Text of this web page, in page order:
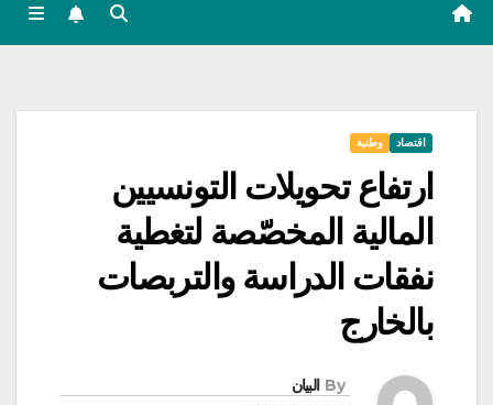
اقتصاد وطنية
ارتفاع تحويلات التونسيين
المالية المخصّصة لتغطية
نفقات الدراسة والتربصات
بالخارج
By البيان